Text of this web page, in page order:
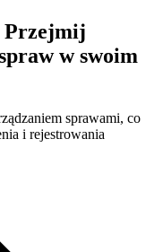
Przejmij
w swoim
sprawami, co
i rejestrowania